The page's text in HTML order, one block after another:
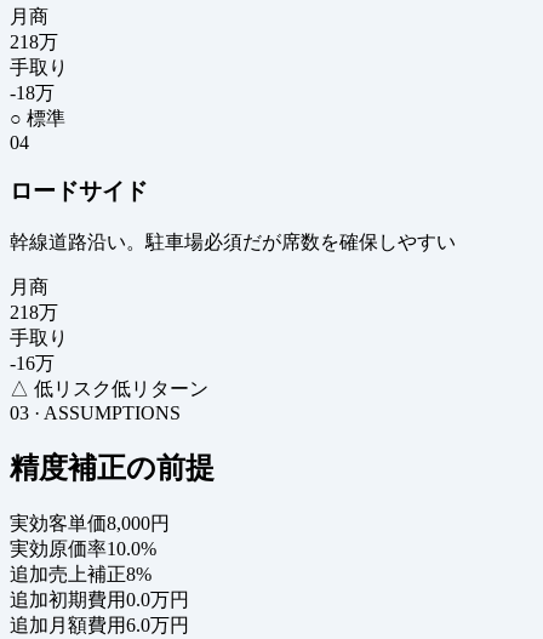
月商
218万
手取り
-18万
○ 標準
04
ロードサイド
幹線道路沿い。駐車場必須だが席数を確保しやすい
月商
218万
手取り
-16万
△ 低リスク低リターン
03 · ASSUMPTIONS
精度補正の前提
実効客単価8,000円
実効原価率10.0%
追加売上補正8%
追加初期費用0.0万円
追加月額費用6.0万円